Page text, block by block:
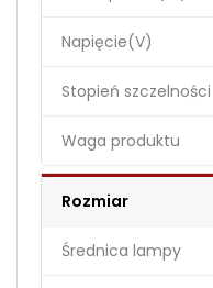
Napięcie(V)
Stopień szczelności
Waga produktu
Rozmiar
Średnica lampy